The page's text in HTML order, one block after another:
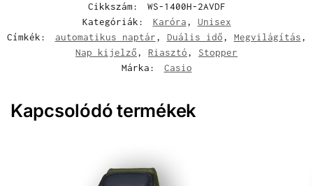
Cikkszám:
WS-1400H-2AVDF
Kategóriák:
Karóra, Unisex
Címkék:
automatikus naptár, Duális idő, Megvilágítás,
Nap kijelző, Riasztó, Stopper
Márka:
Casio
Kapcsolódó termékek